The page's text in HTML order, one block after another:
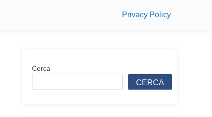
Privacy Policy
Cerca
CERCA